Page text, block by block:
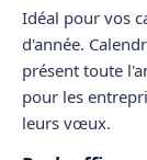
Idéal pour vos
d'année.
présent toute
pour les
leurs vœux.